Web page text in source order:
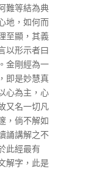
難等結為典
地，如何而
至顯，其義
以形示者曰
金剛經為一
即是妙慧真
心為主，心
又名一切凡
，倘不解如
誦講解之不
此經最有
解字，此是